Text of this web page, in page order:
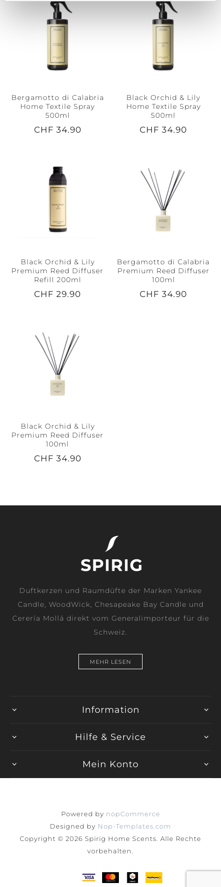
Bergamotto di Calabria
Home Textile Spray
500ml
CHF 34.90
Black Orchid & Lily
Home Textile Spray
500ml
CHF 34.90
Black Orchid & Lily
Premium Reed Diffuser
Refill 200ml
CHF 29.90
Bergamotto di Calabria
Premium Reed Diffuser
100ml
CHF 34.90
Black Orchid & Lily
Premium Reed Diffuser
100ml
CHF 34.90
Duftkerzen und Raumdüfte der Marken Yankee
Candle, WoodWick, Chesapeake Bay Candle und
Cerería Mollá direkt vom Generalimporteur für die
Schweiz.
MEHR LESEN
Information
Hilfe & Service
Mein Konto
Powered by nopCommerce
Designed by Nop-Templates.com
Copyright © 2026 Spirig Home Scents. Alle Rechte
vorbehalten.